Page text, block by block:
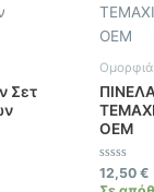
Σετ
Ομορφιά
OEM
με
12,50 €